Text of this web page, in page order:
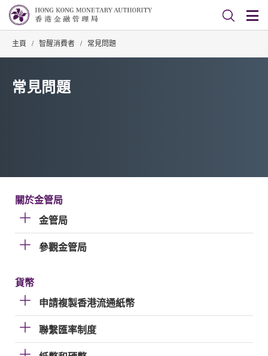
主頁 / 智醒消費者 / 常見問題
常見問題
關於金管局
金管局
參觀金管局
貨幣
申請複製香港流通紙幣
聯繫匯率制度